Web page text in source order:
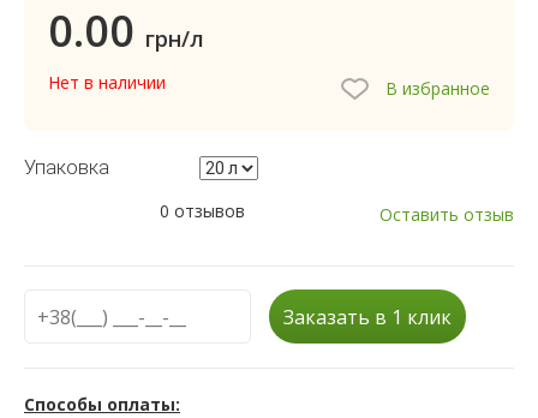
0.00 грн/л
Нет в наличии В избранное
Упаковка
0 отзывов
Оставить отзыв
Заказать в 1 клик
Способы оплаты: